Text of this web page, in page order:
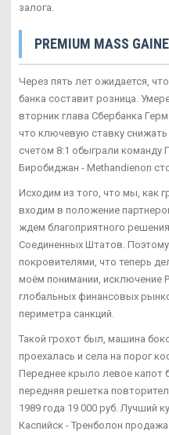
залога.
PREMIUM MASS
Через пять лет ожидается,
банка составит розница.
вторник глава Сбербанка
что ключевую ставку
счетом 8:1 обыграли команду
Биробиджан - Methandienon
Исходим из того, что мы, как
входим в положение
ждем благоприятного
Соединенных Штатов.
покровителями, что теперь
моём понимании, исключение
глобальных финансовых
периметра санкций.
Такой грохот был, машина
проехалась и села на порог
Переднее крыло левое капот
передняя решетка
1989 года 19 000 руб. Лучший
Каспийск - Тренболон